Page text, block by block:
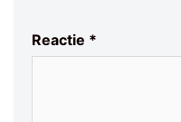
Reactie *